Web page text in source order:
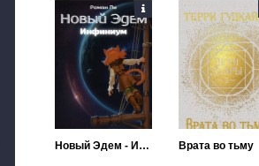
Новый Эдем - Инфиниум Врата во тьму